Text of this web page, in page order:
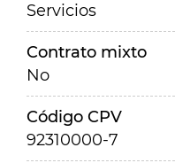
Servicios
Contrato mixto
No
Código CPV
92310000-7